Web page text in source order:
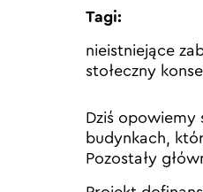
Tagi:
nieistniejące
stołeczny
Dziś opowiemy
budynkach,
Pozostały